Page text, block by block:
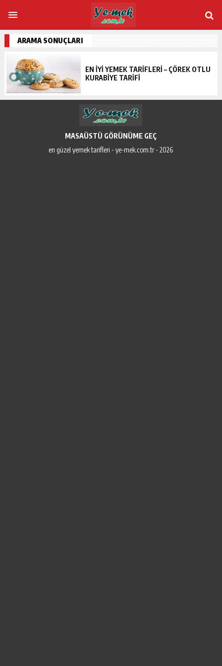
ARAMA SONUÇLARI
EN IYI YEMEK TARIFLERI – ÇÖREK OTLU
KURABIYE TARIFI
MASAÜSTÜ GÖRÜNÜME GEÇ
en güzel yemek tarifleri - ye-mek.com.tr - 2026